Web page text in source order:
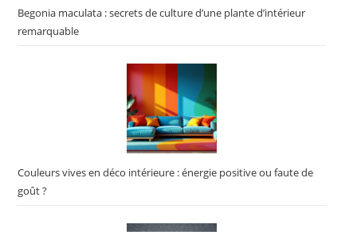
Begonia maculata : secrets de culture d’une plante d’intérieur
remarquable
Couleurs vives en déco intérieure : énergie positive ou faute de
goût ?